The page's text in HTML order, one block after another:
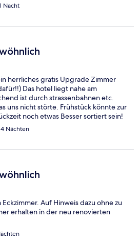
Nacht
herrliches gratis Upgrade Zimmer
Das hotel liegt nahe am
ist durch strassenbahnen etc.
uns nicht störte. Frühstück könnte zur
noch etwas Besser sortiert sein!
eine halbe stunde vor Feierabend
4 sterne bereich...
Nächten
Auf Hinweis dazu ohne zu
erhalten in der neu renovierten